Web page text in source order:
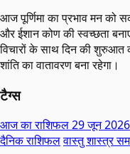
आज पूर्णिमा का प्रभाव मन को
और ईशान कोण की स्वच्छता
विचारों के साथ दिन की
शांति का वातावरण बना रहेगा।
टैग्स
आज का राशिफल 29 जून 2026
दैनिक राशिफलवास्तु शास्त्र